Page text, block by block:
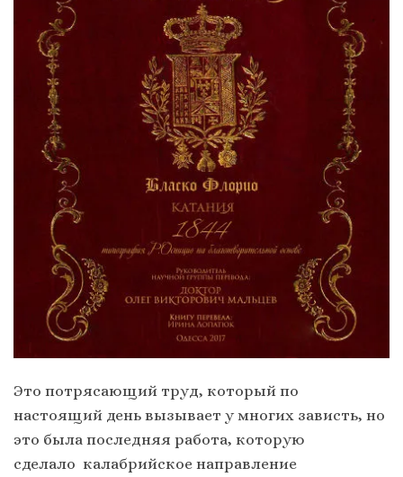
Это потрясающий труд, который по
настоящий день вызывает у многих зависть, но
это была последняя работа, которую
сделало калабрийское направление